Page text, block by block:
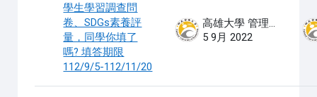
學生學習調查問
卷、SDGs素養評
量，同學你填了
嗎? 填答期限
112/9/5-112/11/20
高雄大學 管理員
5 9月 2022